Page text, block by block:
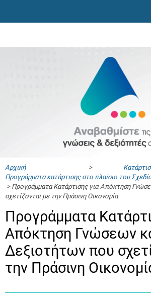
Αρχική>
Προγράμματα κατάρτισης στο πλαίσιο του
> Προγράμματα Κατάρτισης για Απόκτηση
σχετίζονται με την Πράσινη Οικονομία
Προγράμματα
Απόκτηση Γνώσεων
Δεξιοτήτων που
την Πράσινη